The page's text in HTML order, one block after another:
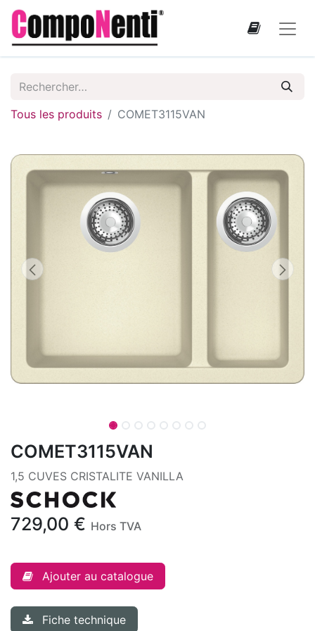
Tous les produits COMET3115VAN
COMET3115VAN
1,5 CUVES CRISTALITE VANILLA
729,00 € Hors TVA
Ajouter au catalogue
Fiche technique